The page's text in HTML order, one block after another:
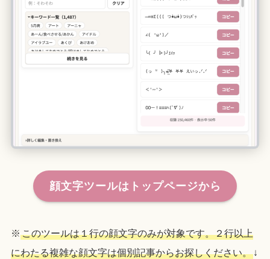
顔文字ツールはトップページから
※ このツールは１行の顔文字のみが対象です。２行以上
にわたる複雑な顔文字は個別記事からお探しください。↓